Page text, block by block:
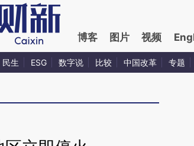
博客 图片 视频
民生 ESG 数字说 比较 中国改革 专题